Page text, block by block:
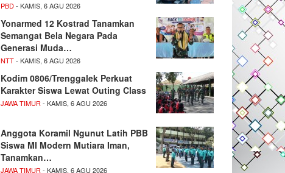
PBD- KAMIS, 6 AGU 2026
Yonarmed 12 Kostrad Tanamkan
Semangat Bela Negara Pada
Generasi Muda…
NTT- KAMIS, 6 AGU 2026
Kodim 0806/Trenggalek Perkuat
Karakter Siswa Lewat Outing Class
JAWA TIMUR - KAMIS, 6 AGU 2026
Anggota Koramil Ngunut Latih PBB
Siswa MI Modern Mutiara Iman,
Tanamkan…
JAWA TIMUR - KAMIS, 6 AGU 2026